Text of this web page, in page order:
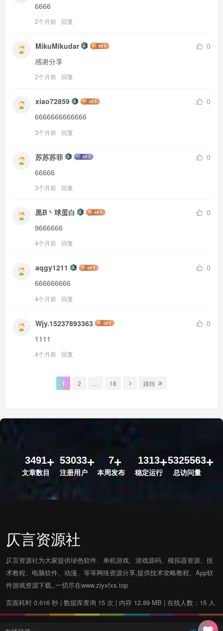
6666
2个月前 回复
MikuMikudar
0
感谢分享
2个月前 回复
xiao72859
0
6666666666666
3个月前 回复
苏苏苏菲
0
66666
3个月前 回复
黒B丶球蛋白
0
9666666
4个月前 回复
aqgy1211
0
666666666
4个月前 回复
Wjy.15237893363
0
1111
4个月前 回复
1 2 18 跳转
3491
文章数目
53033
注册用户
7
本周发布
1313
稳定运行
5325563
总访问量
仄言资源社
仄言资源社为大家提供绿色软件、单机游戏、游戏源码、模拟器资源、技
术教程、电脑软件、动漫、等等网络资源分享,提供技术攻略教程、App软
件游戏资源下载,,一切尽在www.ziyxfxs.top
页面耗时 0.616 秒 | 数据库查询 15 次 | 内存 12.89 MB | 在线人数：15 人